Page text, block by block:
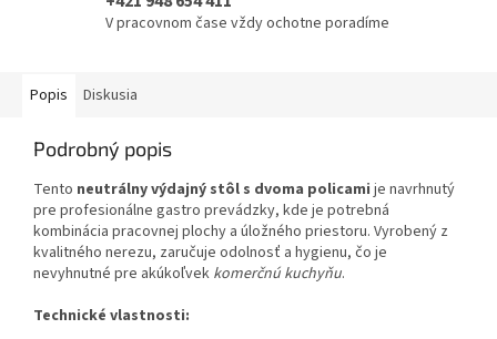
V pracovnom čase vždy ochotne poradíme
Popis Diskusia
Podrobný popis
Tento neutrálny výdajný stôl s dvoma policami je navrhnutý
pre profesionálne gastro prevádzky, kde je potrebná
kombinácia pracovnej plochy a úložného priestoru. Vyrobený z
kvalitného nerezu, zaručuje odolnosť a hygienu, čo je
nevyhnutné pre akúkoľvek komerčnú kuchyňu.
Technické vlastnosti: